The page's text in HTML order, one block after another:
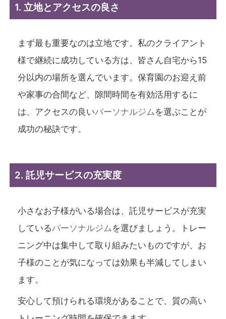
1. 立地とアクセスの良さ
まず最も重要なのは立地です。私のクライアント
様で継続に成功している方は、皆さん自宅から15
分以内の場所を選んでいます。保育園のお迎え前
や家事の合間など、隙間時間を有効活用するに
は、アクセスの良いパーソナルジム を選ぶことが
成功の秘訣です。
2. 託児サービスの充実度
小さなお子様がいる場合は、託児サービスが充実
しているパーソナルジム を選びましょう。トレー
ニング中は集中して取り組みたいものですが、お
子様のことが気になっては効果も半減してしまい
ます。
安心して預けられる環境があることで、質の高い